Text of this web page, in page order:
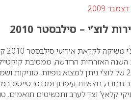
לוצ’י – סילבסטר 2010
השנה האזרחית החדשה, ממסיבת
בקולקציית סילבסטר 2010 של לוצ’י ניתן למצוא
תחרה, חצאיות עיפרון ומכנסי טייטס
קלאץ’ וצד לערב ותכשיטים תואמים.